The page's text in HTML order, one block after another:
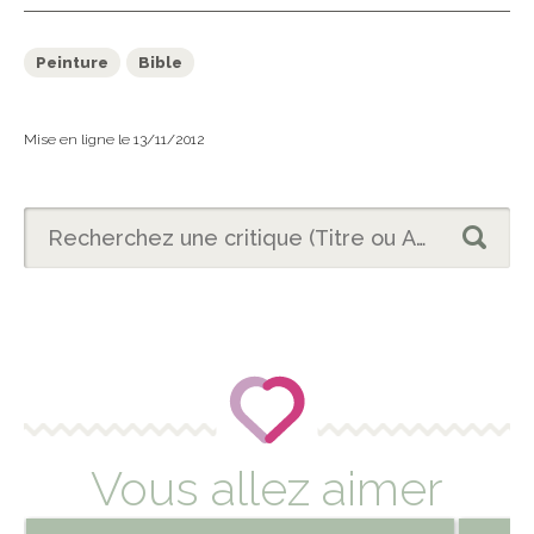
Peinture Bible
Mise en ligne le 13/11/2012
Vous allez aimer